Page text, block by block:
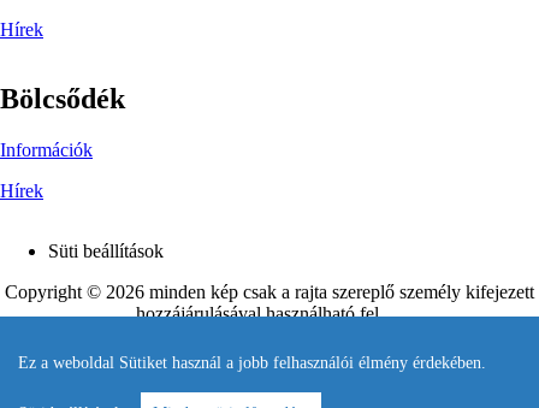
Ez a weboldal Sütiket használ a jobb felhasználói élmény érdekében.
Hírek
Bölcsődék
Információk
Hírek
Footer
Süti beállítások
Copyright © 2026 minden kép csak a rajta szereplő személy kifejezett
hozzájárulásával használható fel.
Készítette és karbantartja
Pandelon